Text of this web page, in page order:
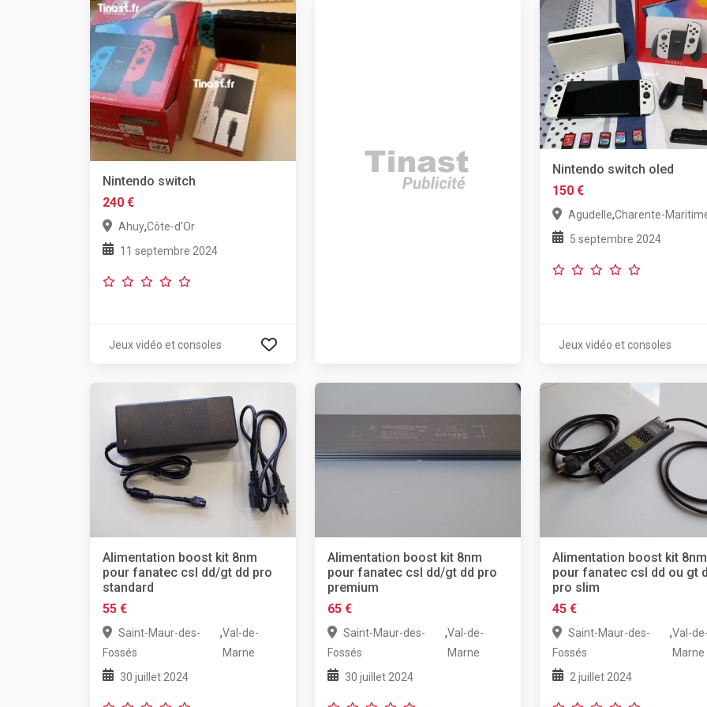
Nintendo switch
240 €
Ahuy,Côte-d'Or
11 septembre 2024
Jeux vidéo et consoles
Nintendo switch oled
150 €
Agudelle,Charente-
5 septembre 2024
Jeux vidéo et consoles
Alimentation boost kit 8nm
pour fanatec csl dd/gt dd pro
standard
55 €
Saint-Maur-des-
Fossés
,Val-de-
Marne
30 juillet 2024
Alimentation boost kit 8nm
pour fanatec csl dd/gt dd pro
premium
65 €
Saint-Maur-des-
Fossés
,Val-de-
Marne
30 juillet 2024
Alimentation boost kit 8nm
pour fanatec csl dd ou gt
pro slim
45 €
Saint-Maur-des-
Fossés
,Val-
Marne
2 juillet 2024